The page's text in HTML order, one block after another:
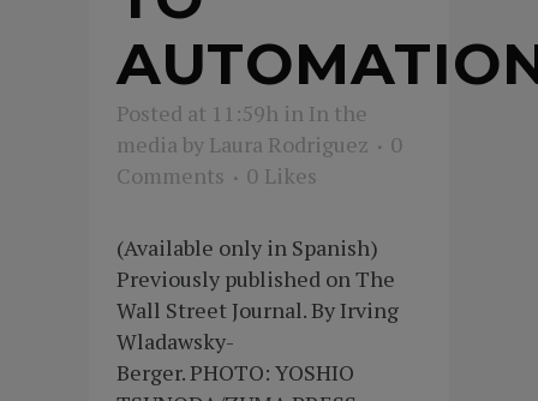
Posted at 11:59h in In the
media by Laura Rodriguez
0
Comments
0 Likes
(Available only in Spanish)
Previously published on The
Wall Street Journal. By Irving
Wladawsky-
Berger. PHOTO: YOSHIO